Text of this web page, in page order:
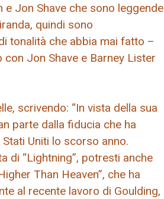
Jon Shave che sono leggende
quindi sono
tonalità che abbia mai fatto –
Jon Shave e Barney Lister
scrivendo: “In vista della sua
parte dalla fiducia che ha
Uniti lo scorso anno.
di “Lightning”, potresti anche
Than Heaven”, che ha
al recente lavoro di Goulding,